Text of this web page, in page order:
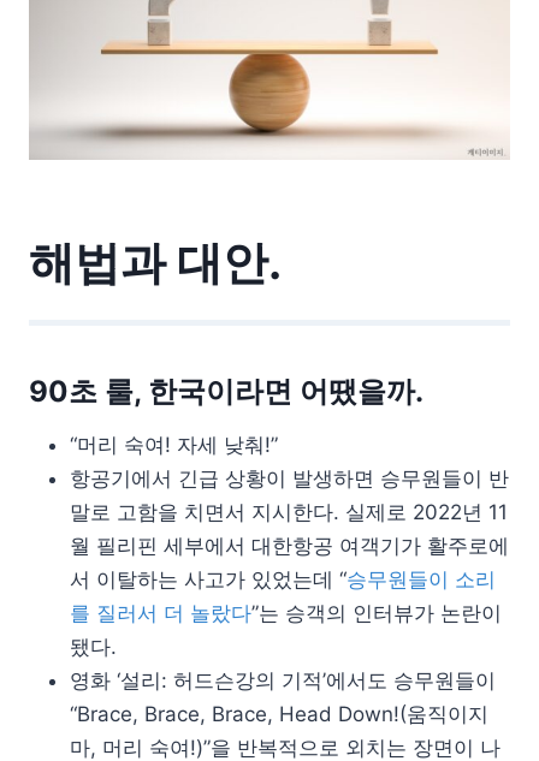
해법과 대안.
90초 룰, 한국이라면 어땠을까.
“머리 숙여! 자세 낮춰!”
항공기에서 긴급 상황이 발생하면 승무원들이 반
말로 고함을 치면서 지시한다. 실제로 2022년 11
월 필리핀 세부에서 대한항공 여객기가 활주로에
서 이탈하는 사고가 있었는데 “승무원들이 소리
를 질러서 더 놀랐다”는 승객의 인터뷰가 논란이
됐다.
영화 ‘설리: 허드슨강의 기적’에서도 승무원들이
“Brace, Brace, Brace, Head Down!(움직이지
마, 머리 숙여!)”을 반복적으로 외치는 장면이 나